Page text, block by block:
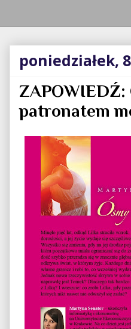
poniedziałek,
patronatem